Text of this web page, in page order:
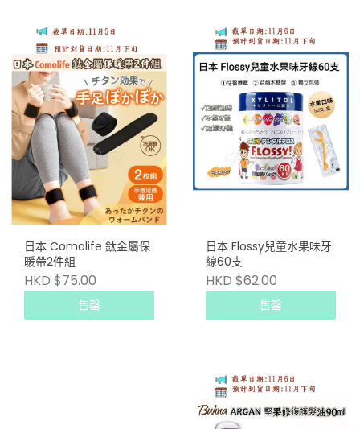
日本 Comolife 鈦金屬保
暖帶2件組
HKD $75.00
售罄
日本 Flossy兒童水果味牙
線60支
HKD $62.00
售罄